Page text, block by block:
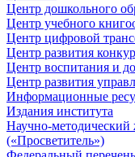
Центр дошкольного
Центр учебного
Центр цифровой
Центр развития
Центр воспитания и
Центр развития
Информационные
Издания института
Научно-методический
(«Просветитель»)